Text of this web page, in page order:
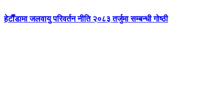
हेटाैँडामा जलवायु परिवर्तन नीति २०८३ तर्जुमा सम्बन्धी गोष्ठी